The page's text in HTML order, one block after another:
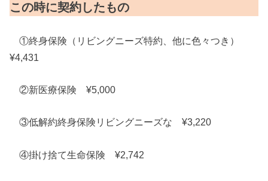
この時に契約したもの
①終身保険（リビングニーズ特約、他に色々つき）
¥4,431
②新医療保険 ¥5,000
③低解約終身保険リビングニーズな ¥3,220
④掛け捨て生命保険 ¥2,742